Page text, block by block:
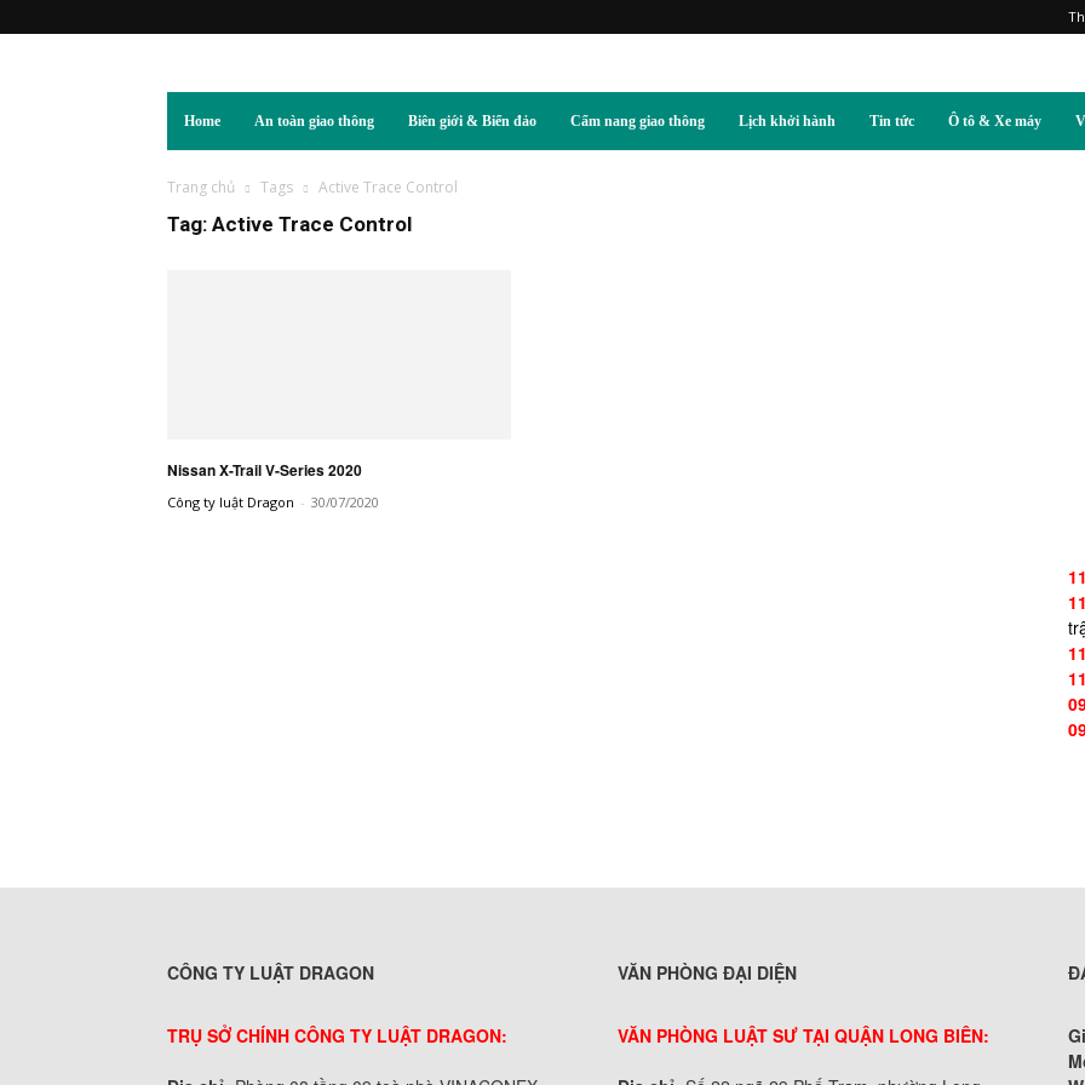
Home An toàn giao thông Biên giới & Biển đảo Cẩm nang giao thông Lịch khởi hành Tin tức Ô tô & Xe máy
Trang chủ Tags Active Trace Control
Tag: Active Trace Control
Nissan X-Trail V-Series 2020
Công ty luật Dragon - 30/07/2020
CÔNG TY LUẬT DRAGON
TRỤ SỞ CHÍNH CÔNG TY LUẬT DRAGON:
VĂN PHÒNG ĐẠI DIỆN
VĂN PHÒNG LUẬT SƯ TẠI QUẬN LONG BIÊN: